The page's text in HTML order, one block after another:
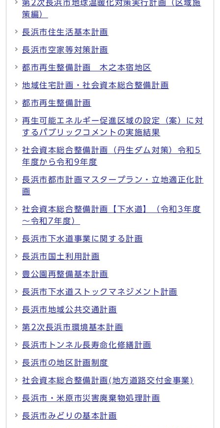
第2次長浜市地球温暖化対策実行計画（区域施
策編）
長浜市住生活基本計画
長浜市空家等対策計画
都市再生整備計画 木之本宿地区
地域住宅計画・社会資本総合整備計画
都市再生整備計画
再生可能エネルギー促進区域の設定（案）に対
するパブリックコメントの実施結果
社会資本総合整備計画（丹生ダム対策）令和5
年度から令和9年度
長浜市都市計画マスタープラン・立地適正化計
画
社会資本総合整備計画【下水道】（令和3年度
～令和7年度）
長浜市下水道事業に関する計画
長浜市国土利用計画
豊公園再整備基本計画
長浜市下水道ストックマネジメント計画
長浜市地域公共交通計画
第2次長浜市環境基本計画
長浜市トンネル長寿命化修繕計画
長浜市の地区計画制度
社会資本総合整備計画(地方道路交付金事業)
長浜市・米原市災害廃棄物処理計画
長浜市みどりの基本計画